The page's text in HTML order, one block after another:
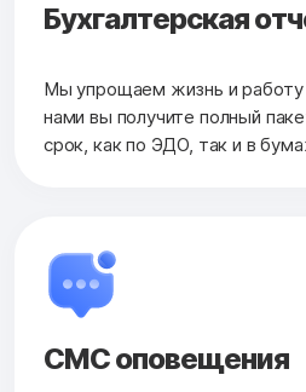
Бухгалтерская
Мы упрощаем жизнь и работу
нами вы получите полный
срок, как по ЭДО, так и в
СМС оповещения